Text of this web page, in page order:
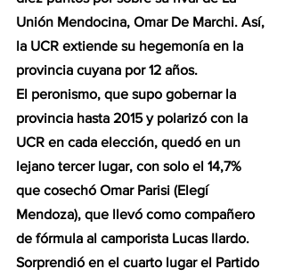
Unión Mendocina, Omar De Marchi. Así,
la UCR extiende su hegemonía en la
provincia cuyana por 12 años.
El peronismo, que supo gobernar la
provincia hasta 2015 y polarizó con la
UCR en cada elección, quedó en un
lejano tercer lugar, con solo el 14,7%
que cosechó Omar Parisi (Elegí
Mendoza), que llevó como compañero
de fórmula al camporista Lucas Ilardo.
Sorprendió en el cuarto lugar el Partido